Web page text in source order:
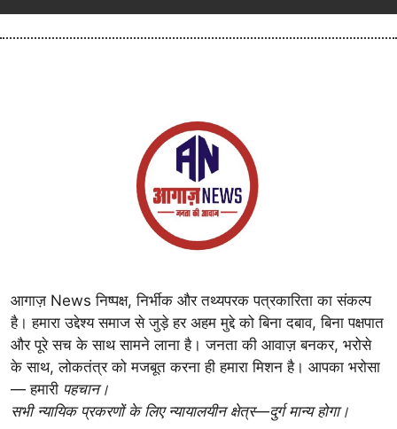
आगाज़ News निष्पक्ष, निर्भीक और तथ्यपरक पत्रकारिता का संकल्प
है। हमारा उद्देश्य समाज से जुड़े हर अहम मुद्दे को बिना दबाव, बिना पक्षपात
और पूरे सच के साथ सामने लाना है। जनता की आवाज़ बनकर, भरोसे
के साथ, लोकतंत्र को मजबूत करना ही हमारा मिशन है। आपका भरोसा
— हमारी पहचान।
सभी न्यायिक प्रकरणों के लिए न्यायालयीन क्षेत्र—दुर्ग मान्य होगा।